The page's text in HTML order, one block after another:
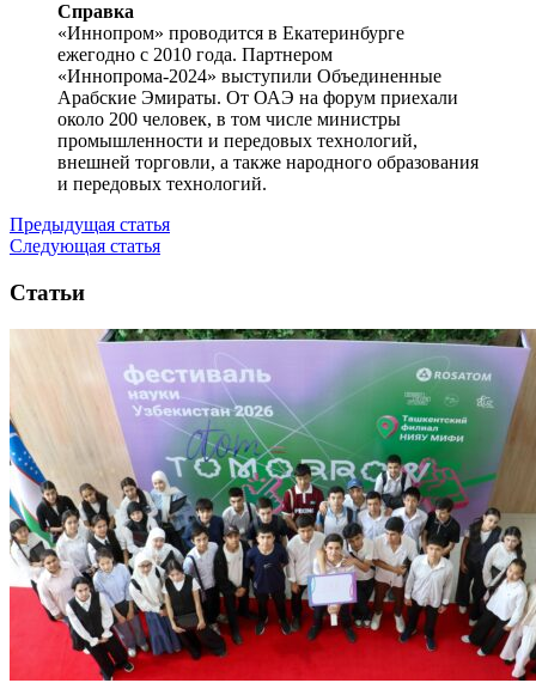
Справка
«Иннопром» проводится в Екатеринбурге
ежегодно с 2010 года. Партнером
«Иннопрома-2024» выступили Объединенные
Арабские Эмираты. От ОАЭ на форум приехали
около 200 человек, в том числе министры
промышленности и передовых технологий,
внешней торговли, а также народного образования
и передовых технологий.
Предыдущая статья
Следующая статья
Статьи